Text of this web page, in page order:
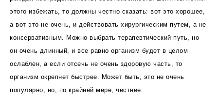
этого избежать, то должны честно сказать: вот это хорошее,
а вот это не очень, и действовать хирургическим путем, а не
консервативным. Можно выбрать терапевтический путь, но
он очень длинный, и все равно организм будет в целом
ослаблен, а если отсечь не очень здоровую часть, то
организм окрепнет быстрее. Может быть, это не очень
популярно, но, по крайней мере, честнее.